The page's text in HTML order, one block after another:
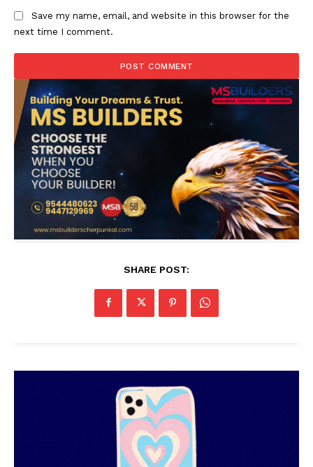
Save my name, email, and website in this browser for the
next time I comment.
SHARE POST: